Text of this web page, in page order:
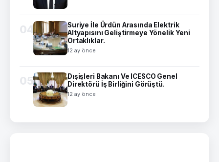
04
Suriye İle Ürdün Arasında Elektrik
Altyapısını Geliştirmeye Yönelik Yeni
Ortaklıklar.
12 ay önce
05
Dışişleri Bakanı Ve ICESCO Genel
Direktörü İş Birliğini Görüştü.
12 ay önce